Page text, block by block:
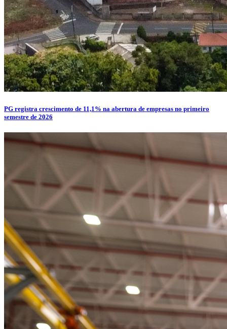
PG registra crescimento de 11,1% na abertura de empresas no primeiro
semestre de 2026